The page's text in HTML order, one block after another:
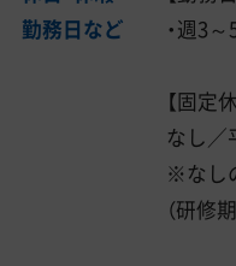
勤務日など
・週3～
【固定休
なし／
※なし
（研修